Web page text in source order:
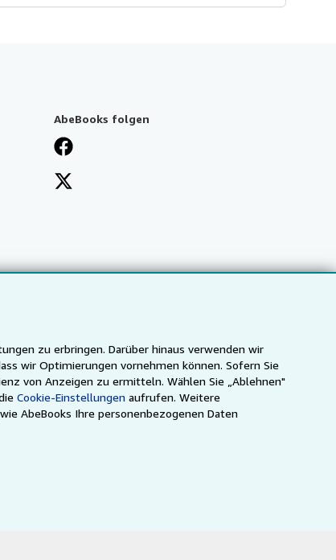
zu erbringen. Darüber hinaus verwenden wir
wir Optimierungen vornehmen können. Sofern Sie
von Anzeigen zu ermitteln. Wählen Sie „Ablehnen"
Cookie-Einstellungen aufrufen. Weitere
AbeBooks Ihre personenbezogenen Daten
AbeBooks folgen